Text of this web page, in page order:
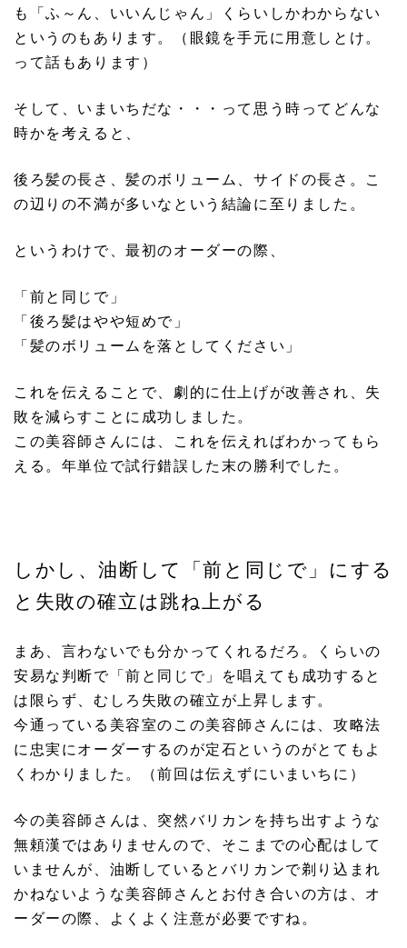
も「ふ～ん、いいんじゃん」くらいしかわからない
というのもあります。（眼鏡を手元に用意しとけ。
って話もあります）
そして、いまいちだな・・・って思う時ってどんな
時かを考えると、
後ろ髪の長さ、髪のボリューム、サイドの長さ。こ
の辺りの不満が多いなという結論に至りました。
というわけで、最初のオーダーの際、
「前と同じで」
「後ろ髪はやや短めで」
「髪のボリュームを落としてください」
これを伝えることで、劇的に仕上げが改善され、失
敗を減らすことに成功しました。
この美容師さんには、これを伝えればわかってもら
える。年単位で試行錯誤した末の勝利でした。
しかし、油断して「前と同じで」にする
と失敗の確立は跳ね上がる
まあ、言わないでも分かってくれるだろ。くらいの
安易な判断で「前と同じで」を唱えても成功すると
は限らず、むしろ失敗の確立が上昇します。
今通っている美容室のこの美容師さんには、攻略法
に忠実にオーダーするのが定石というのがとてもよ
くわかりました。（前回は伝えずにいまいちに）
今の美容師さんは、突然バリカンを持ち出すような
無頼漢ではありませんので、そこまでの心配はして
いませんが、油断しているとバリカンで剃り込まれ
かねないような美容師さんとお付き合いの方は、オ
ーダーの際、よくよく注意が必要ですね。